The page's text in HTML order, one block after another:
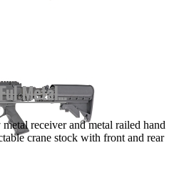
Metal...
receiver and metal railed hand
crane stock with front and rear